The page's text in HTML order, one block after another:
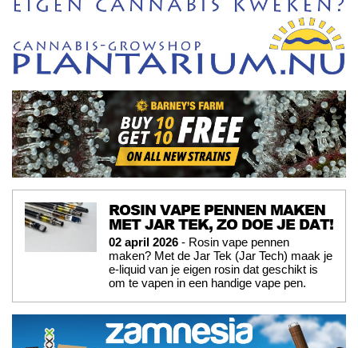
ROSIN VAPE PENNEN MAKEN
MET JAR TEK, ZO DOE JE DAT!
02 april 2026 - Rosin vape pennen
maken? Met de Jar Tek (Jar Tech) maak je
e-liquid van je eigen rosin dat geschikt is
om te vapen in een handige vape pen.